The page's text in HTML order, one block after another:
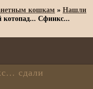
кошкам »Нашли
котопад... Сфинкс...
сдали